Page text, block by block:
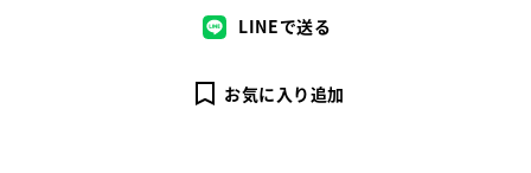
LINEで送る
お気に入り追加